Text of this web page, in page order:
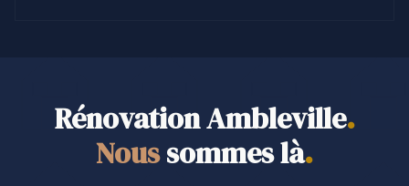
Rénovation Ambleville.
Noussommes là.